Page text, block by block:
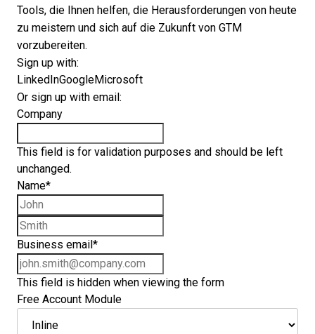
Tools, die Ihnen helfen, die Herausforderungen von heute
zu meistern und sich auf die Zukunft von GTM
vorzubereiten.
Sign up with:
LinkedInGoogleMicrosoft
Or sign up with email:
Company
This field is for validation purposes and should be left
unchanged.
Name*
Business email *
This field is hidden when viewing the form
Free Account Module